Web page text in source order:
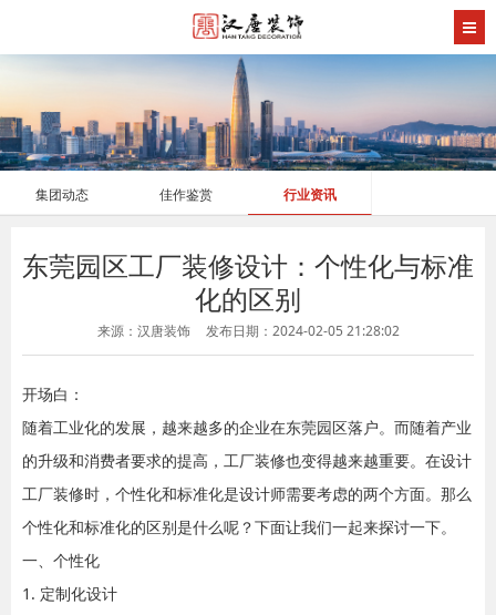
集团动态 佳作鉴赏 行业资讯
东莞园区工厂装修设计：个性化与标准
化的区别
来源：汉唐装饰 发布日期：2024-02-05 21:28:02
开场白：
随着工业化的发展，越来越多的企业在东莞园区落户。而随着产业
的升级和消费者要求的提高，工厂装修也变得越来越重要。在设计
工厂装修时，个性化和标准化是设计师需要考虑的两个方面。那么
个性化和标准化的区别是什么呢？下面让我们一起来探讨一下。
一、个性化
1. 定制化设计